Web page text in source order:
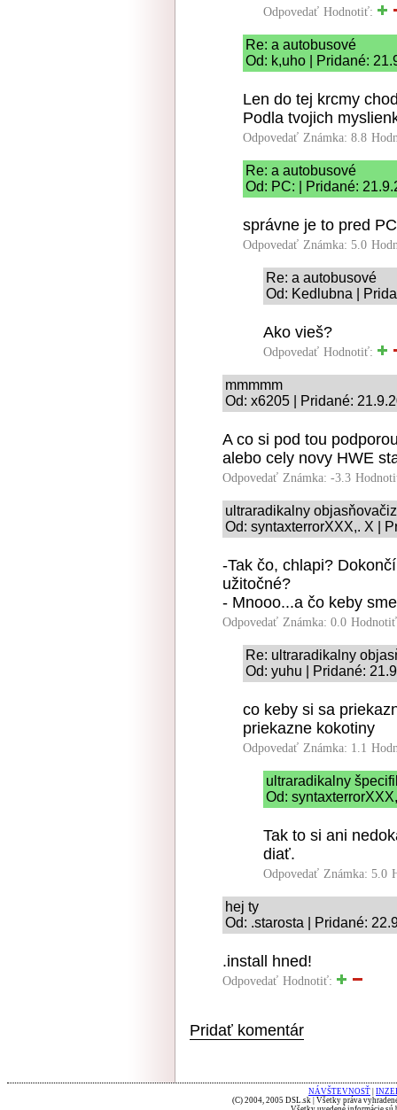
Odpovedať Hodnotiť:
Re: a autobusové
Od: k,uho | Pridané:
Len do tej krcmy
Podla tvojich
Odpovedať Známka: 8.8
Re: a autobusové
Od: PC: | Pridané:
správne je to pred PC
Odpovedať Známka: 5.0
Re: a autobusové
Od: Kedlubna |
Ako vieš?
Odpovedať Hodnotiť:
mmmmm
Od: x6205 | Pridané:
A co si pod tou
alebo cely novy HWE
Odpovedať Známka: -3.3
ultraradikalny
Od: syntaxterrorXXX,. X |
-Tak čo, chlapi?
užitočné?
- Mnooo...a čo keby
Odpovedať Známka: 0.0
Re: ultraradikalny
Od: yuhu | Pridané:
co keby si sa
priekazne kokotiny
Odpovedať Známka: 1.1
ultraradikalny
Od:
Tak to si ani
diať.
Odpovedať Známka: 5.0
hej ty
Od: .starosta | Pridané:
.install hned!
Odpovedať Hodnotiť:
Pridať komentár
NÁVŠTEVNOSŤ
(C) 2004, 2005 DSL.sk | Všetky práva